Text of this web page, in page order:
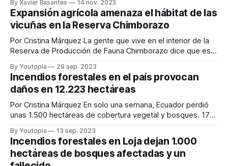
abril de 2024. Este fenómeno alterará las pautas
meteorológicas y contribuirá a un nuevo aumento de las
temperaturas, tanto en tierra como en
By Xavier Basantes 14 nov. 2023
Expansión agrícola amenaza el hábitat de las
vicuñas en la Reserva Chimborazo
Por Cristina Márquez La gente que vive en el interior de la
Reserva de Producción de Fauna Chimborazo dice que está
reintroducida a esa zona en 1988. “Se reproducen sin
control y dañan nuestros cultivos“, reclama molesto Polibio
Punina, habitante de Tamboloma,
By Youtopia 29 sep. 2023
Incendios forestales en el país provocan
daños en 12.223 hectáreas
Por Cristina Márquez En solo una semana, Ecuador perdió
unas 1.500 hectáreas de cobertura vegetal y bosques. 17
Pichincha, Loja, Esmeraldas, Azuay y Chimborazo entre el
pasado lunes 4 de septiembre y el domingo, 10 de
septiembre de 2023. Los bomberos de
By Youtopia 13 sep. 2023
Incendios forestales en Loja dejan 1.000
hectáreas de bosques afectadas y un